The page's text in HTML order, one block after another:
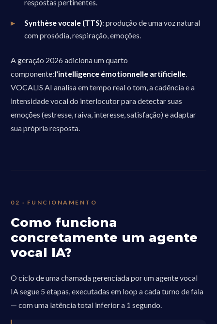
respostas pertinentes.
Synthèse vocale (TTS): produção de uma voz natural
com prosódia, respiração, emoções.
A geração 2026 adiciona um quarto
componente:l'intelligence émotionnelle artificielle.
VOCALIS AI analisa em tempo real o tom, a cadência e a
intensidade vocal do interlocutor para detectar suas
emoções (estresse, raiva, interesse, satisfação) e adaptar
sua própria resposta.
02 · FUNCIONAMENTO
Como funciona
concretamente um agente
vocal IA?
O ciclo de uma chamada gerenciada por um agente vocal
IA segue 5 etapas, executadas em loop a cada turno de fala
— com uma latência total inferior a 1 segundo.